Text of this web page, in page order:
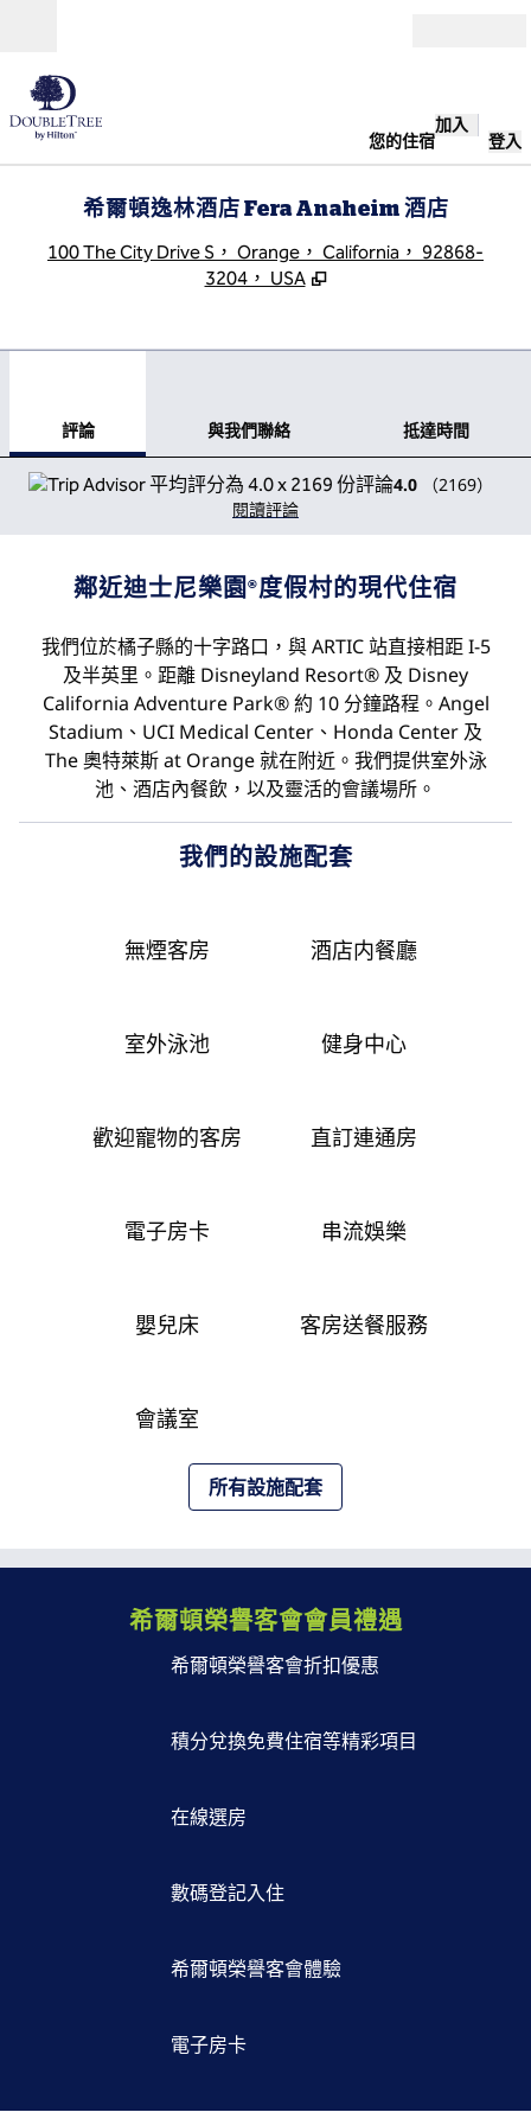
您的住宿
加入
登入
希爾頓逸林酒店 Fera Anaheim 酒店
100 The City Drive S， Orange， California， 92868-
3204， USA
評論 與我們聯絡 抵達時間
4.0 （2169）
閱讀評論
鄰近迪士尼樂園®度假村的現代住宿
我們位於橘子縣的十字路口，與 ARTIC 站直接相距 I-5
及半英里。距離 Disneyland Resort® 及 Disney
California Adventure Park® 約 10 分鐘路程。Angel
Stadium、UCI Medical Center、Honda Center 及
The 奧特萊斯 at Orange 就在附近。我們提供室外泳
池、酒店內餐飲，以及靈活的會議場所。
我們的設施配套
無煙客房 酒店内餐廳
室外泳池 健身中心
歡迎寵物的客房 直訂連通房
電子房卡 串流娛樂
嬰兒床 客房送餐服務
會議室
所有設施配套
希爾頓榮譽客會會員禮遇
希爾頓榮譽客會折扣優惠
積分兌換免費住宿等精彩項目
在線選房
數碼登記入住
希爾頓榮譽客會體驗
電子房卡